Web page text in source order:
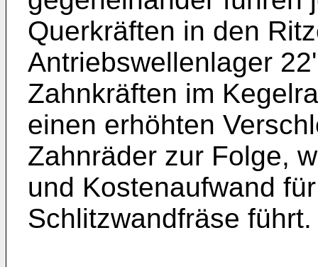
Querkräften in den
Antriebswellenlager
Zahnkräften im
einen erhöhten
Zahnräder zur Folge,
und Kostenaufwand
Schlitzwandfräse führt.